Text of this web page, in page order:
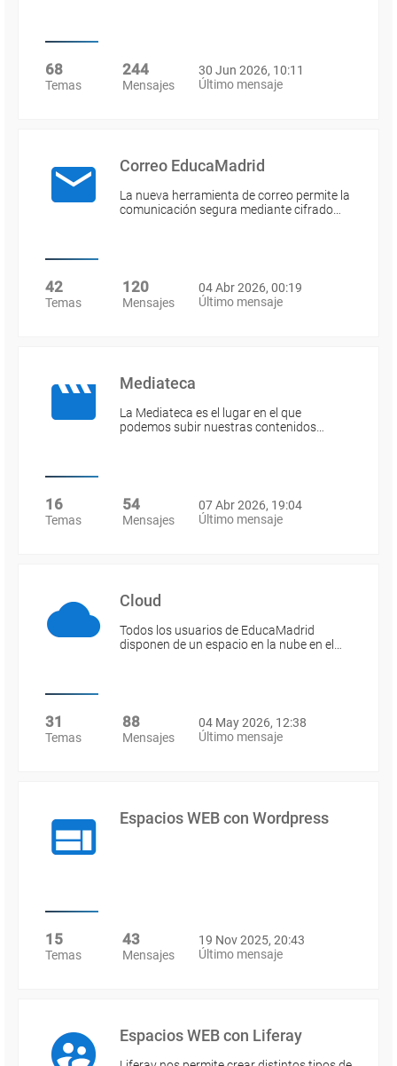
68
Temas
244
Mensajes
30 Jun 2026, 10:11
Último mensaje
Correo EducaMadrid
La nueva herramienta de correo permite la
comunicación segura mediante cifrado…
42
Temas
120
Mensajes
04 Abr 2026, 00:19
Último mensaje
Mediateca
La Mediateca es el lugar en el que
podemos subir nuestras contenidos…
16
Temas
54
Mensajes
07 Abr 2026, 19:04
Último mensaje
Cloud
Todos los usuarios de EducaMadrid
disponen de un espacio en la nube en el…
31
Temas
88
Mensajes
04 May 2026, 12:38
Último mensaje
Espacios WEB con Wordpress
15
Temas
43
Mensajes
19 Nov 2025, 20:43
Último mensaje
Espacios WEB con Liferay